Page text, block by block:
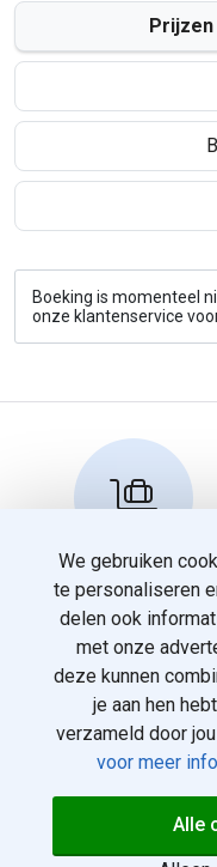
Boeking is momenteel
onze klantenservice
Reserveren en
info@travelnoord.nl
© 2026
We gebruiken
te personaliseren
delen ook
met onze
deze kunnen
je aan hen
verzameld door
voor meer
Alle